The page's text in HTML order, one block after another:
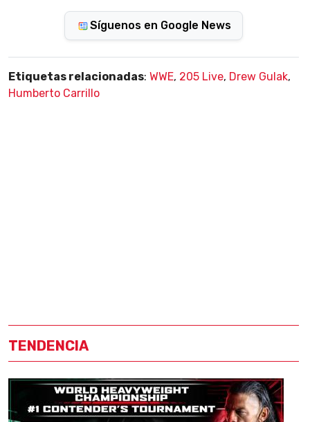
Síguenos en Google News
Etiquetas relacionadas: WWE, 205 Live, Drew Gulak,
Humberto Carrillo
TENDENCIA